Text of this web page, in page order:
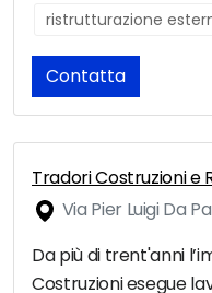
ristrutturazione
Contatta
Tradori Costruzioni e
Via Pier Luigi Da
Da più di trent'anni
Costruzioni esegue